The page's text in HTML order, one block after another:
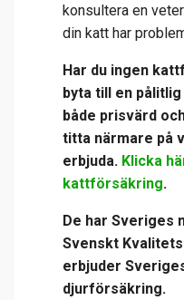
konsultera en
din katt har
Har du ingen
byta till en
både prisvärd
titta närmare på
erbjuda. Klicka
kattförsäkring.
De har Sveriges
Svenskt
erbjuder
djurförsäkring.